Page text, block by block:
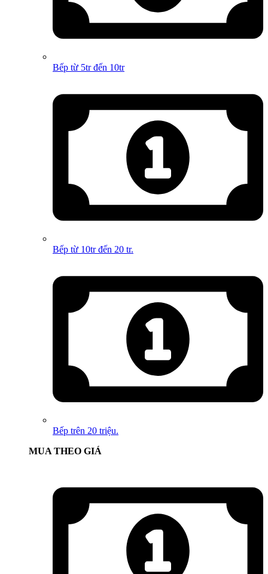
Bếp từ 5tr đến 10tr
Bếp từ 10tr đến 20 tr.
Bếp trên 20 triệu.
MUA THEO GIÁ